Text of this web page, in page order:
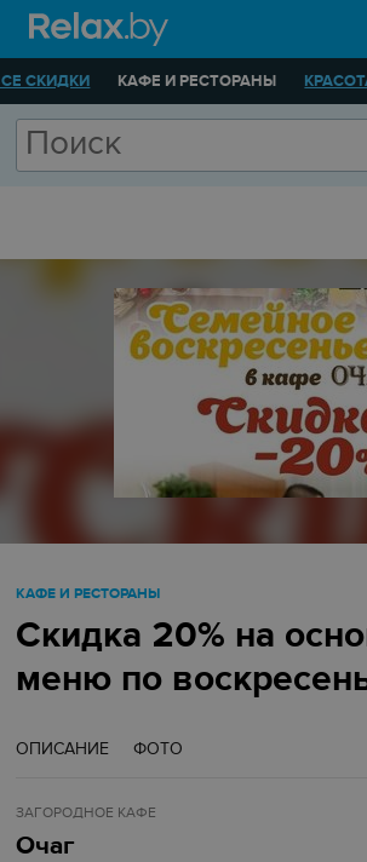
СКИДКИ КАФЕ И РЕСТОРАНЫ
КАФЕ И РЕСТОРАНЫ
Скидка 20% на
меню по
ОПИСАНИЕ ФОТО
ЗАГОРОДНОЕ КАФЕ
Очаг